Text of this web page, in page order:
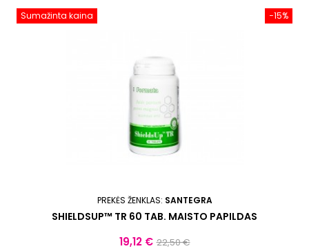
−15%
Sumažinta kaina
PREKĖS ŽENKLAS: SANTEGRA
SHIELDSUP™ TR 60 TAB. MAISTO PAPILDAS
Kaina
19,12 € Bazinė
22,50 €